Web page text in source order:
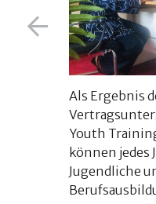
Als Ergebnis
Youth
können jedes
Jugendliche